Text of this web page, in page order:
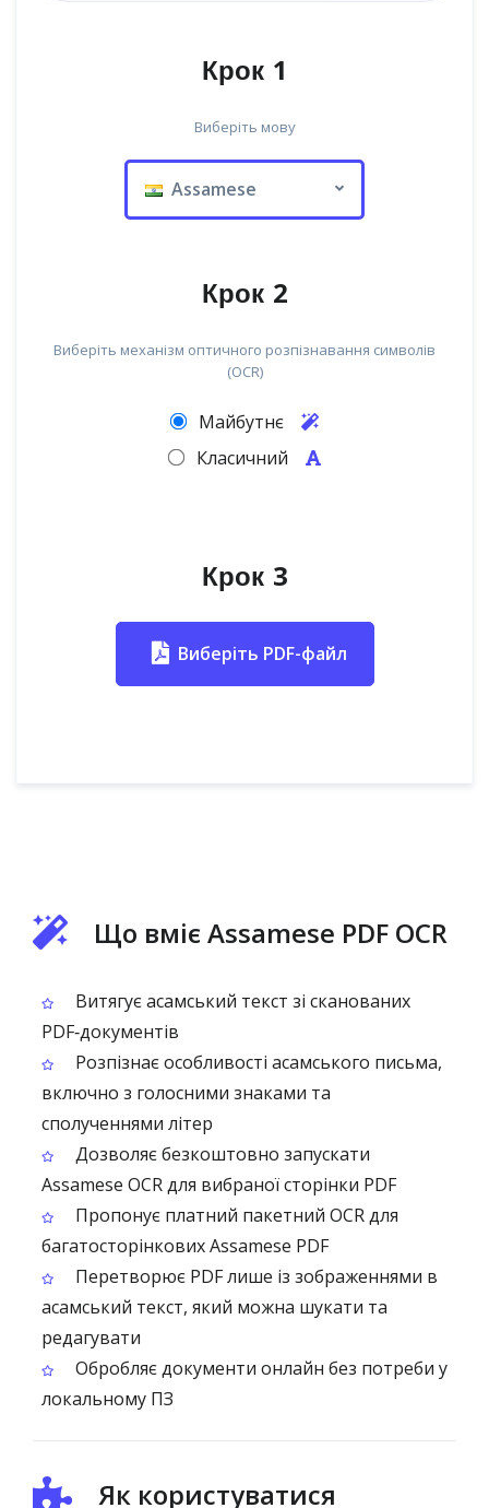
Крок 1
Виберіть мову
Assamese
Крок 2
Виберіть механізм оптичного розпізнавання символів
(OCR)
Майбутнє
Класичний
Крок 3
Виберіть PDF-файл
Що вміє Assamese PDF OCR
Витягує асамський текст зі сканованих
PDF‑документів
Розпізнає особливості асамського письма,
включно з голосними знаками та
сполученнями літер
Дозволяє безкоштовно запускати
Assamese OCR для вибраної сторінки PDF
Пропонує платний пакетний OCR для
багатосторінкових Assamese PDF
Перетворює PDF лише із зображеннями в
асамський текст, який можна шукати та
редагувати
Обробляє документи онлайн без потреби у
локальному ПЗ
Як користуватися